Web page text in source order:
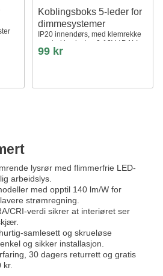
Koblingsboks 5-leder for
dimmesystemer
IP20 innendørs, med klemrekke
og strekkavlaster, 0-10V / DALI
99 kr
lysrør med flimmerfrie LED-
arbeidslys.
med opptil 140 lm/W for
strømregning.
CRI-verdi sikrer at interiøret ser
samlesett og skrueløse
og sikker installasjon.
30 dagers returrett og gratis